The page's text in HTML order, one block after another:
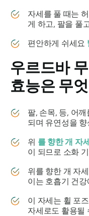
자세를 풀 때는
게 하고, 팔을 풀
편안하게 쉬세요
우르드바
효능은 무
팔, 손목, 등, 어
되며 유연성을
위 를 향한 개 자
이 되므로 소화
위를 향한 개 자
이는 호흡기 건
이 자세는 휠 포
자세로도 활용될